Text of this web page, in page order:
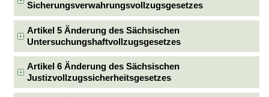
Sicherungsverwahrungsvollzugsgesetzes
Artikel 5 Änderung des Sächsischen
Untersuchungshaftvollzugsgesetzes
Artikel 6 Änderung des Sächsischen
Justizvollzugssicherheitsgesetzes